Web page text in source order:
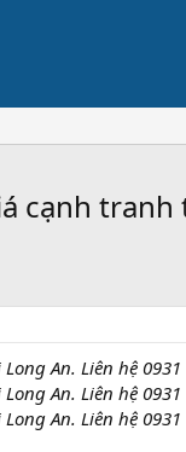
cạnh
An. Liên hệ 0931
An. Liên hệ 0931
An. Liên hệ 0931